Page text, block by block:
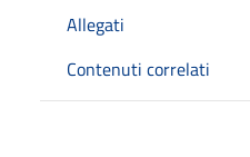
Allegati
Contenuti correlati